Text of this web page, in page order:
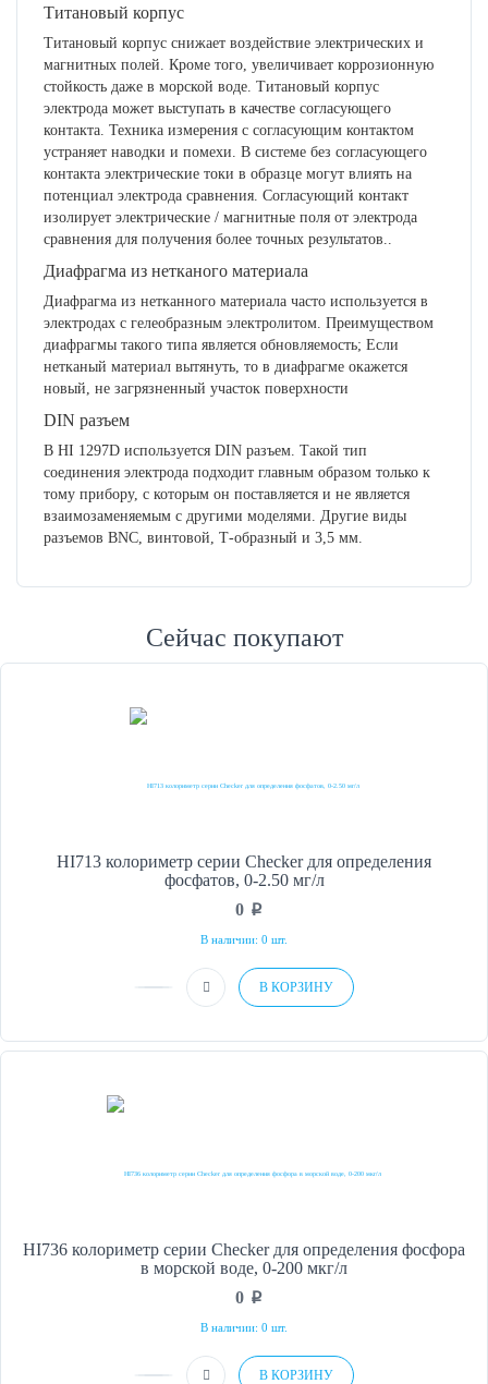
Титановый корпус
Титановый корпус снижает воздействие электрических и
магнитных полей. Кроме того, увеличивает коррозионную
стойкость даже в морской воде. Титановый корпус
электрода может выступать в качестве согласующего
контакта. Техника измерения с согласующим контактом
устраняет наводки и помехи. В системе без согласующего
контакта электрические токи в образце могут влиять на
потенциал электрода сравнения. Согласующий контакт
изолирует электрические / магнитные поля от электрода
сравнения для получения более точных результатов..
Диафрагма из нетканого материала
Диафрагма из нетканного материала часто используется в
электродах с гелеобразным электролитом. Преимуществом
диафрагмы такого типа является обновляемость; Если
нетканый материал вытянуть, то в диафрагме окажется
новый, не загрязненный участок поверхности
DIN разъем
В HI 1297D используется DIN разъем. Такой тип
соединения электрода подходит главным образом только к
тому прибору, с которым он поставляется и не является
взаимозаменяемым с другими моделями. Другие виды
разъемов BNC, винтовой, Т-образный и 3,5 мм.
Сейчас покупают
HI713 колориметр серии Checker для определения
фосфатов, 0-2.50 мг/л
0 p
В наличии: 0 шт.
В КОРЗИНУ
HI736 колориметр серии Checker для определения фосфора
в морской воде, 0-200 мкг/л
0 p
В наличии: 0 шт.
В КОРЗИНУ